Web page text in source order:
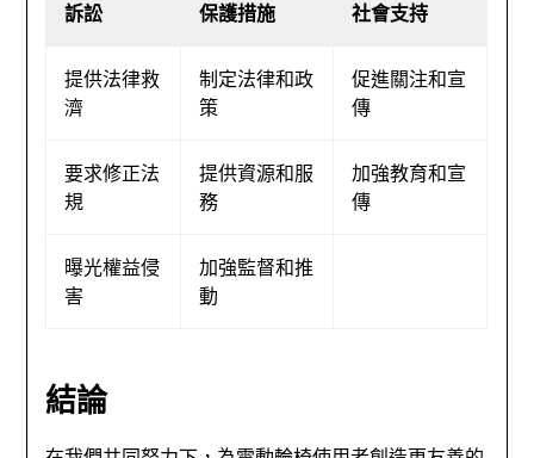
訴訟 保護措施 社會支持
提供法律救
濟
制定法律和政
策
促進關注和宣
傳
要求修正法
規
提供資源和服
務
加強教育和宣
傳
曝光權益侵
害
加強監督和推
動
結論